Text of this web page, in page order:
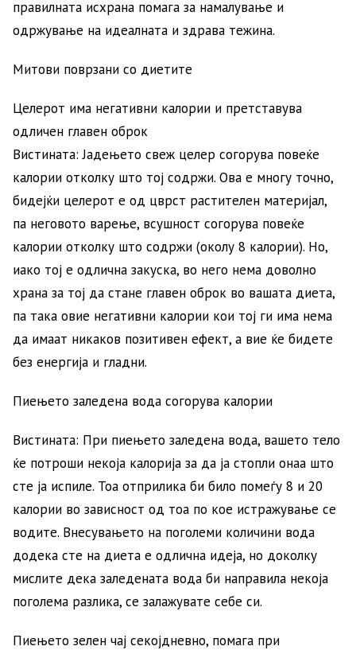
правилната исхрана помага за намалување и
одржување на идеалната и здрава тежина.
Митови поврзани со диетите
Целерот има негативни калории и претставува
одличен главен оброк
Вистината: Јадењето свеж целер согорува повеќе
калории отколку што тој содржи. Ова е многу точно,
бидејќи целерот е од цврст растителен материјал,
па неговото варење, всушност согорува повеќе
калории отколку што содржи (околу 8 калории). Но,
иако тој е одлична закуска, во него нема доволно
храна за тој да стане главен оброк во вашата диета,
па така овие негативни калории кои тој ги има нема
да имаат никаков позитивен ефект, а вие ќе бидете
без енергија и гладни.
Пиењето заледена вода согорува калории
Вистината: При пиењето заледена вода, вашето тело
ќе потроши некоја калорија за да ја стопли онаа што
сте ја испиле. Тоа отприлика би било помеѓу 8 и 20
калории во зависност од тоа по кое истражување се
водите. Внесувањето на поголеми количини вода
додека сте на диета е одлична идеја, но доколку
мислите дека заледената вода би направила некоја
поголема разлика, се залажувате себе си.
Пиењето зелен чај секојдневно, помага при